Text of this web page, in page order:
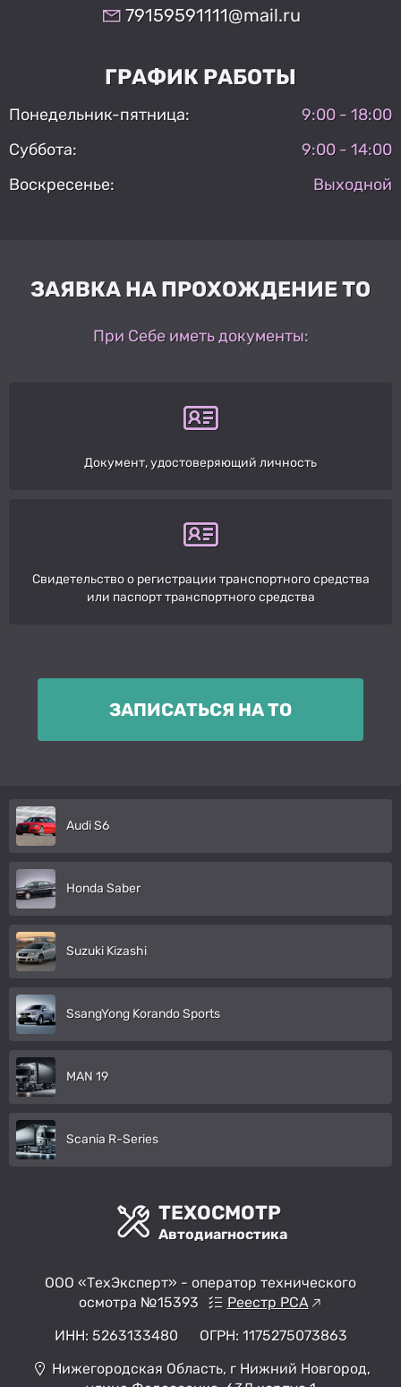
79159591111@mail.ru
ГРАФИК РАБОТЫ
Понедельник-пятница:
9:00 - 18:00
Суббота:
9:00 - 14:00
Воскресенье:
Выходной
ЗАЯВКА НА ПРОХОЖДЕНИЕ ТО
При Себе иметь документы:
Документ, удостоверяющий личность
Свидетельство о регистрации транспортного средства
или паспорт транспортного средства
ЗАПИСАТЬСЯ НА ТО
Audi S6
Honda Saber
Suzuki Kizashi
SsangYong Korando Sports
MAN 19
Scania R-Series
ТЕХОСМОТР
Автодиагностика
ООО «ТехЭксперт» - оператор технического
осмотра №15393
Реестр РСА
ИНН: 5263133480
ОГРН: 1175275073863
Нижегородская Область, г Нижний Новгород,